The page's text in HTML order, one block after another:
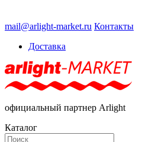
mail@arlight-market.ru Контакты
Доставка
официальный партнер Arlight
Каталог